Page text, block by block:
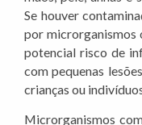
Se houver
por microrganismos
potencial risco de
com pequenas
crianças ou
Microrganismos